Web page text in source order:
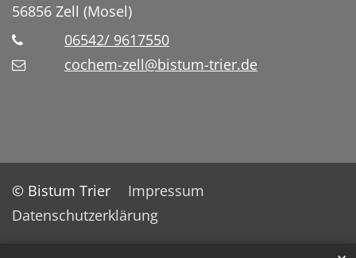
56856 Zell (Mosel)
06542/ 9617550
cochem-zell@bistum-trier.de
© Bistum Trier
Impressum
Datenschutzerklärung